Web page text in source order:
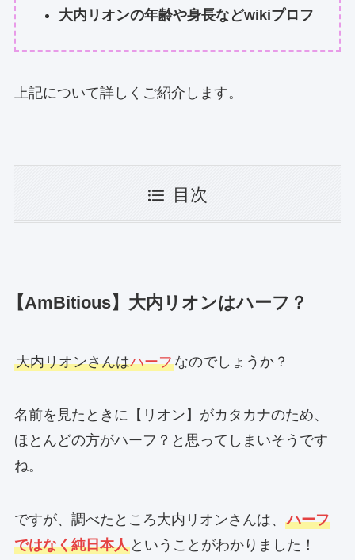
大内リオンの年齢や身長などwikiプロフ
上記について詳しくご紹介します。
目次
【AmBitious】大内リオンはハーフ？
大内リオンさんはハーフなのでしょうか？
名前を見たときに【リオン】がカタカナのため、
ほとんどの方がハーフ？と思ってしまいそうです
ね。
ですが、調べたところ大内リオンさんは、 ハーフ
ではなく純日本人ということがわかりました！